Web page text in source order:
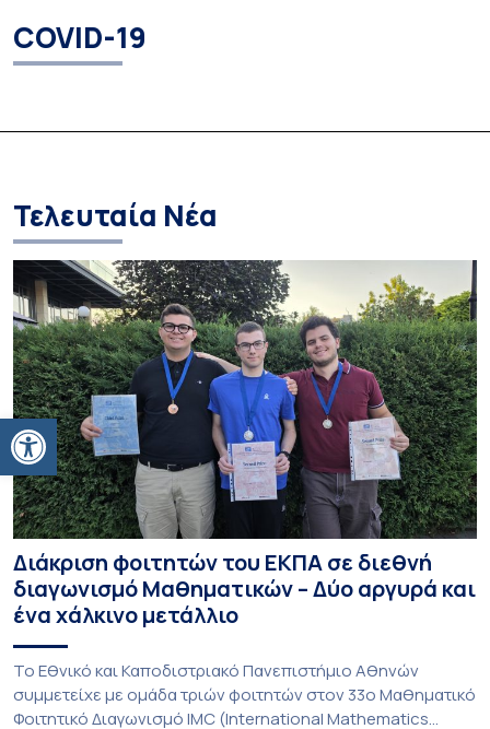
Ανοίξτε τη γραμμή εργαλείων
COVID-19
Τελευταία Νέα
Διάκριση φοιτητών του ΕΚΠΑ σε διεθνή
διαγωνισμό Μαθηματικών – Δύο αργυρά και
ένα χάλκινο μετάλλιο
To Εθνικό και Καποδιστριακό Πανεπιστήμιο Αθηνών
συμμετείχε με ομάδα τριών φοιτητών στον 33ο Μαθηματικό
Φοιτητικό Διαγωνισμό IMC (International Mathematics